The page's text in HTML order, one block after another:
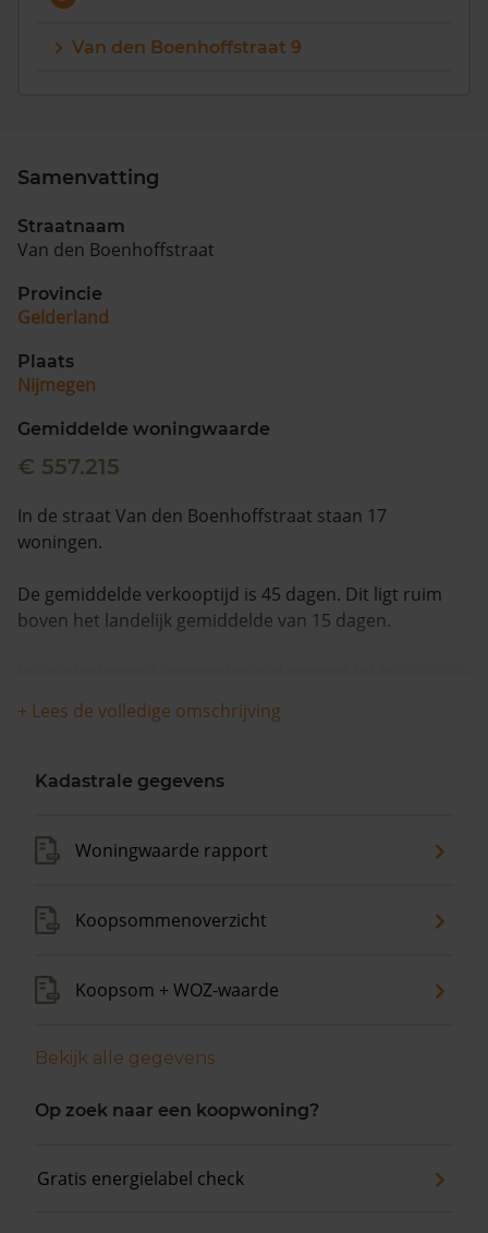
Van den Boenhoffstraat 9
Samenvatting
Straatnaam
Van den Boenhoffstraat
Provincie
Gelderland
Plaats
Nijmegen
Gemiddelde woningwaarde
€ 557.215
In de straat Van den Boenhoffstraat staan 17
woningen.
De gemiddelde verkooptijd is 45 dagen. Dit ligt ruim
boven het landelijk gemiddelde van 15 dagen.
woningwaarde met 10,7% gestegen.
+ Lees de volledige omschrijving
Kadastrale gegevens
Woningwaarde rapport
Koopsommenoverzicht
Koopsom + WOZ-waarde
Bekijk alle gegevens
Op zoek naar een koopwoning?
Gratis energielabel check